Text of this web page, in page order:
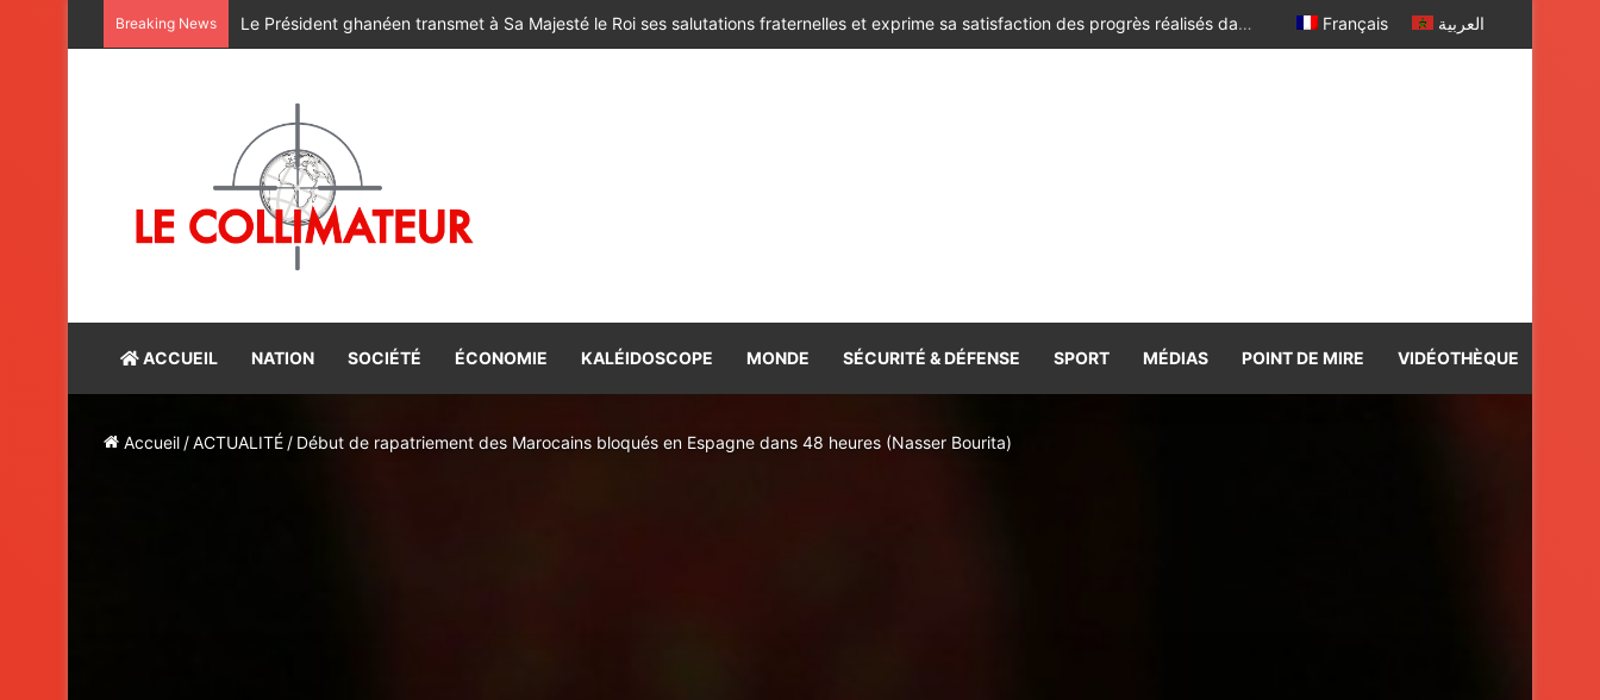
Breaking News Le Président ghanéen transmet à Sa Majesté le Roi ses salutations fraternelles et exprime sa satisfaction des progrès réalisés dans le cadre de la coopération bilatérale avec le Maroc Français العربية
ACCUEIL NATION SOCIÉTÉ ÉCONOMIE KALÉIDOSCOPE MONDE SÉCURITÉ & DÉFENSE SPORT MÉDIAS POINT DE MIRE VIDÉOTHÈQUE
Accueil /ACTUALITÉ / Début de rapatriement des Marocains bloqués en Espagne dans 48 heures (Nasser Bourita)